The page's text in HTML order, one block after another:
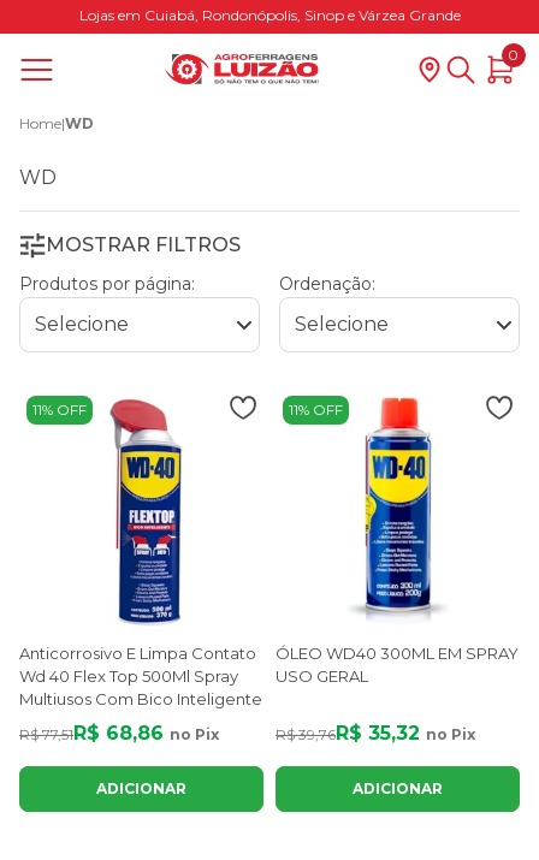
Lojas em Cuiabá, Rondonópolis, Sinop e Várzea Grande
0
Home|WD
WD
MOSTRAR FILTROS
Produtos por página: Ordenação:
11% OFF
Anticorrosivo E Limpa Contato
Wd 40 Flex Top 500Ml Spray
Multiusos Com Bico Inteligente
R$ 77,51R$ 68,86 no Pix
ADICIONAR
11% OFF
ÓLEO WD40 300ML EM SPRAY
USO GERAL
R$ 39,76R$ 35,32 no Pix
ADICIONAR